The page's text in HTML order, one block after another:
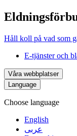
Håll koll på vad som
E-tjänster och
Våra webbplatser
Language
Choose language
English
عربى